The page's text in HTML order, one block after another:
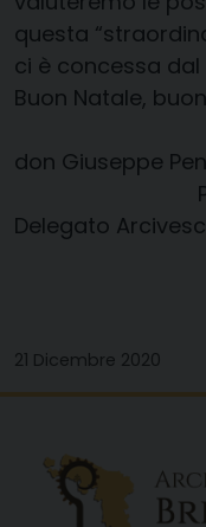
questa
ci è concessa dal
Buon Natale,
don
Paolo e
Coppia
21 Dicembre 2020